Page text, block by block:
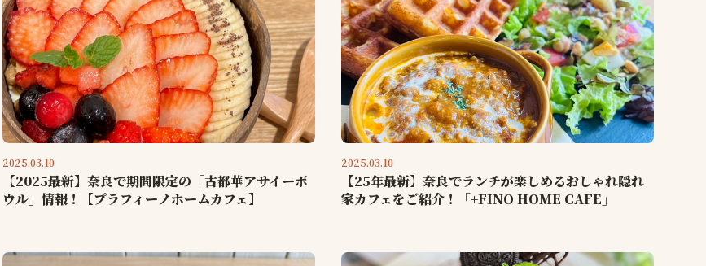
2025.03.10
【2025最新】奈良で期間限定の「古都華アサイーボ
ウル」情報！【プラフィーノホームカフェ】
2025.03.10
【25年最新】奈良でランチが楽しめるおしゃれ隠れ
家カフェをご紹介！「+FINO HOME CAFE」